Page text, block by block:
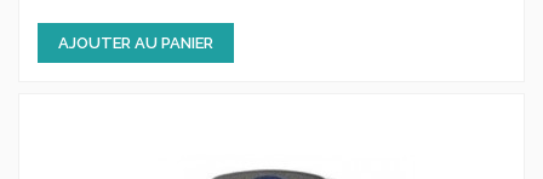
AJOUTER AU PANIER